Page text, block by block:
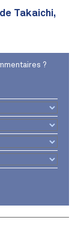
Takaichi,
?